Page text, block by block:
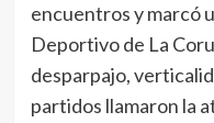
encuentros y marcó
Deportivo de La
desparpajo,
partidos llamaron la